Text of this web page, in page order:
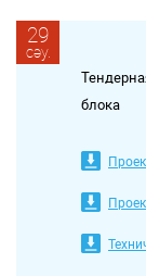
29
сәу.
блока